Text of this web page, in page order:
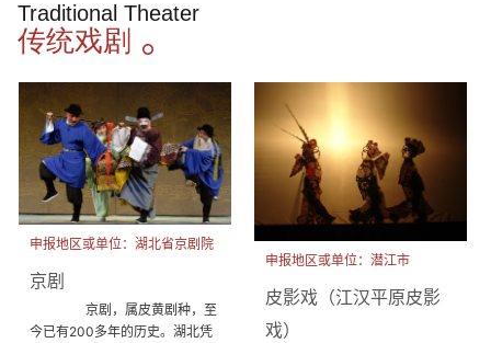
Traditional Theater
传统戏剧
申报地区或单位：湖北省京剧院
京剧
京剧，属皮黄剧种，至
今已有200多年的历史。湖北凭
申报地区或单位：潜江市
皮影戏（江汉平原皮影
戏）